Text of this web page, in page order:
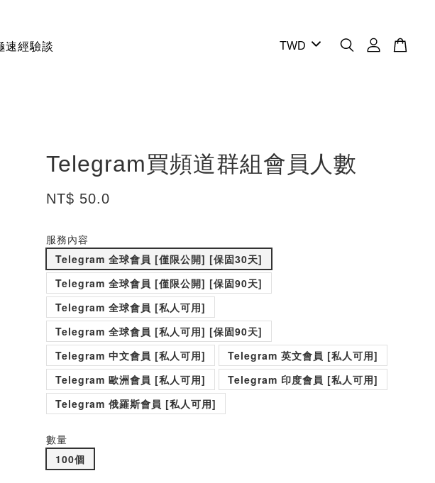
速經驗談
Telegram買頻道群組會員人數
NT$ 50.0
服務內容
Telegram 全球會員 [僅限公開] [保固30天]
Telegram 全球會員 [僅限公開] [保固90天]
Telegram 全球會員 [私人可用]
Telegram 全球會員 [私人可用] [保固90天]
Telegram 中文會員 [私人可用]
Telegram 英文會員 [私人可用]
Telegram 歐洲會員 [私人可用]
Telegram 印度會員 [私人可用]
Telegram 俄羅斯會員 [私人可用]
數量
100個